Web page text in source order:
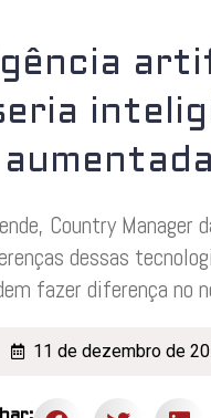
Country Manager
dessas
fazer diferença no
11 de dezembro de